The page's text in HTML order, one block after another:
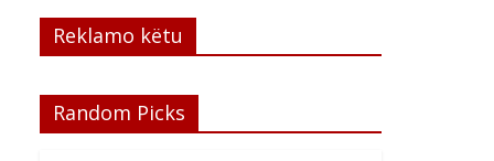
Reklamo këtu
Random Picks